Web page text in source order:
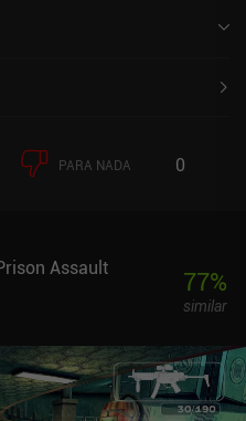
PARA NADA 0
Assault 77%
similar